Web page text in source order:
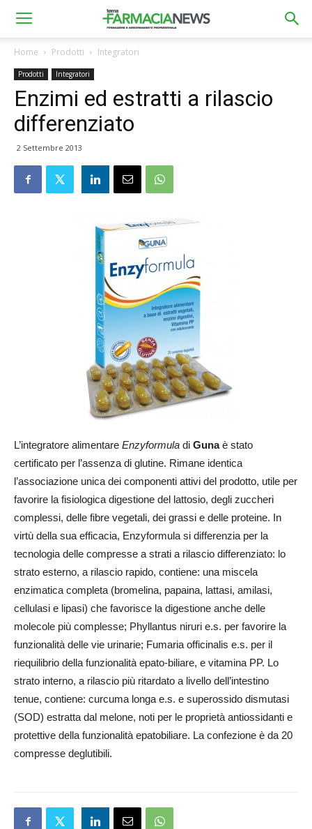
Home Prodotti Integratori
Prodotti Integratori
Enzimi ed estratti a rilascio
differenziato
2 Settembre 2013
L’integratore alimentare Enzyformula di Gunaè stato
certificato per l’assenza di glutine. Rimane identica
l’associazione unica dei componenti attivi del prodotto, utile per
favorire la fisiologica digestione del lattosio, degli zuccheri
complessi, delle fibre vegetali, dei grassi e delle proteine. In
virtù della sua efficacia, Enzyformula si differenzia per la
tecnologia delle compresse a strati a rilascio differenziato: lo
strato esterno, a rilascio rapido, contiene: una miscela
enzimatica completa (bromelina, papaina, lattasi, amilasi,
cellulasi e lipasi) che favorisce la digestione anche delle
molecole più complesse; Phyllantus niruri e.s. per favorire la
funzionalità delle vie urinarie; Fumaria officinalis e.s. per il
riequilibrio della funzionalità epato-biliare, e vitamina PP. Lo
strato interno, a rilascio più ritardato a livello dell’intestino
tenue, contiene: curcuma longa e.s. e superossido dismutasi
(SOD) estratta dal melone, noti per le proprietà antiossidanti e
protettive della funzionalità epatobiliare. La confezione è da 20
compresse deglutibili.